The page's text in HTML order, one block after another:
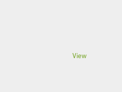
View